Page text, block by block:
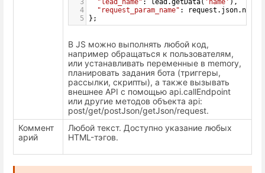
3 "lead_name" : lead .getData( 'name' ),
4
"request_param_name" : request . json. name
5
};
В JS можно выполнять любой код,
например обращаться к пользователям,
или устанавливать переменные в memory,
планировать задания бота (триггеры,
рассылки, скрипты), а также вызывать
внешнее API c помощью api.callEndpoint
или другие методов объекта api:
post/get/postJson/getJson/request.
Коммент
арий
Любой текст. Доступно указание любых
HTML-тэгов.